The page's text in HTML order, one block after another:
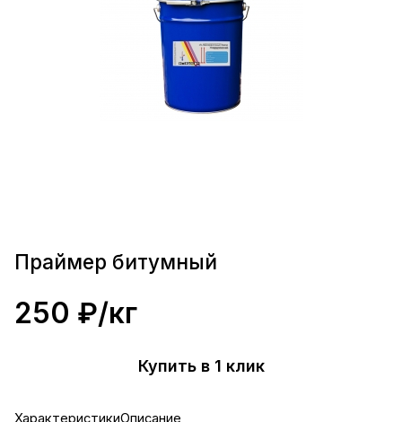
Праймер битумный
250 ₽/кг
Купить в 1 клик